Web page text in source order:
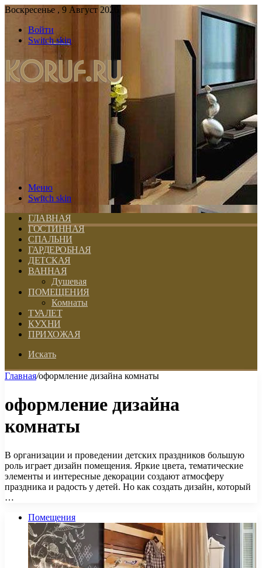
Воскресенье , 9 Август 2026
Войти
Switch skin
Меню
Switch skin
ГЛАВНАЯ
ГОСТИННАЯ
СПАЛЬНИ
ГАРДЕРОБНАЯ
ДЕТСКАЯ
ВАННАЯ
Душевая
ПОМЕЩЕНИЯ
Комнаты
ТУАЛЕТ
КУХНИ
ПРИХОЖАЯ
Искать
Главная/оформление дизайна комнаты
оформление дизайна
комнаты
В организации и проведении детских праздников большую
роль играет дизайн помещения. Яркие цвета, тематические
элементы и интересные декорации создают атмосферу
праздника и радость у детей. Но как создать дизайн, который
…
Помещения